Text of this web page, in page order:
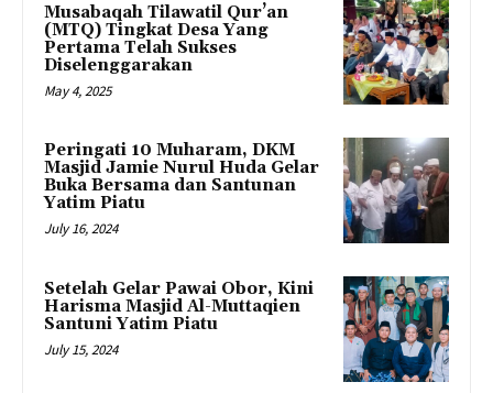
Musabaqah Tilawatil Qur’an
(MTQ) Tingkat Desa Yang
Pertama Telah Sukses
Diselenggarakan
May 4, 2025
Peringati 10 Muharam, DKM
Masjid Jamie Nurul Huda Gelar
Buka Bersama dan Santunan
Yatim Piatu
July 16, 2024
Setelah Gelar Pawai Obor, Kini
Harisma Masjid Al-Muttaqien
Santuni Yatim Piatu
July 15, 2024